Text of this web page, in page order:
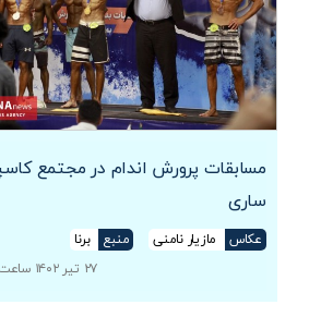
مسابقات پرورش اندام در مجتمع
ساری
عکاس مازیار نامنی منبع
برنا
۲۷ تیر ۱۴۰۲ ساعت ۱۲:۲۵:۰۰